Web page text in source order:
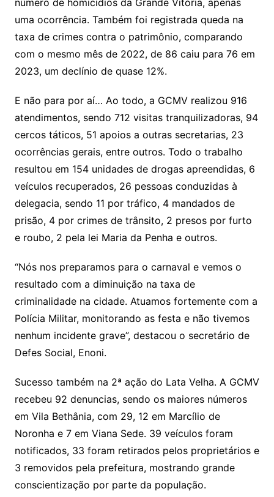
uma ocorrência. Também foi registrada queda na
taxa de crimes contra o patrimônio, comparando
com o mesmo mês de 2022, de 86 caiu para 76 em
2023, um declínio de quase 12%.
E não para por aí… Ao todo, a GCMV realizou 916
atendimentos, sendo 712 visitas tranquilizadoras, 94
cercos táticos, 51 apoios a outras secretarias, 23
ocorrências gerais, entre outros. Todo o trabalho
resultou em 154 unidades de drogas apreendidas, 6
veículos recuperados, 26 pessoas conduzidas à
delegacia, sendo 11 por tráfico, 4 mandados de
prisão, 4 por crimes de trânsito, 2 presos por furto
e roubo, 2 pela lei Maria da Penha e outros.
“Nós nos preparamos para o carnaval e vemos o
resultado com a diminuição na taxa de
criminalidade na cidade. Atuamos fortemente com a
Polícia Militar, monitorando as festa e não tivemos
nenhum incidente grave”, destacou o secretário de
Defes Social, Enoni.
Sucesso também na 2ª ação do Lata Velha. A GCMV
recebeu 92 denuncias, sendo os maiores números
em Vila Bethânia, com 29, 12 em Marcílio de
Noronha e 7 em Viana Sede. 39 veículos foram
notificados, 33 foram retirados pelos proprietários e
3 removidos pela prefeitura, mostrando grande
conscientização por parte da população.